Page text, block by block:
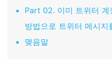
Part 02. 이미 트위터 계
방법으로 트위터 메시지
맺음말